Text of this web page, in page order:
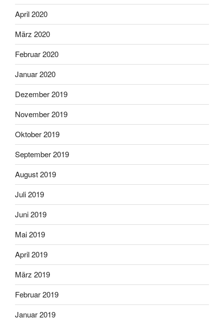
April 2020
März 2020
Februar 2020
Januar 2020
Dezember 2019
November 2019
Oktober 2019
September 2019
August 2019
Juli 2019
Juni 2019
Mai 2019
April 2019
März 2019
Februar 2019
Januar 2019